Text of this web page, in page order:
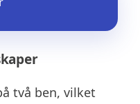
två ben, vilket